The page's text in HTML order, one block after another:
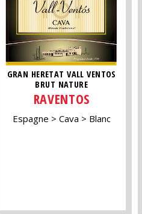
GRAN HERETAT VALL VENTOS
BRUT NATURE
RAVENTOS
Espagne Cava Blanc